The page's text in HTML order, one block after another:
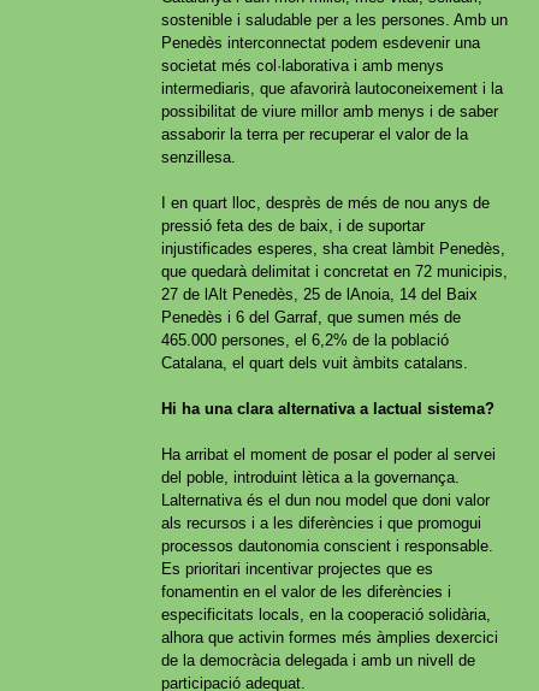
sostenible i saludable per a les persones. Amb un
Penedès interconnectat podem esdevenir una
societat més col·laborativa i amb menys
intermediaris, que afavorirà lautoconeixement i la
possibilitat de viure millor amb menys i de saber
assaborir la terra per recuperar el valor de la
senzillesa.
I en quart lloc, desprès de més de nou anys de
pressió feta des de baix, i de suportar
injustificades esperes, sha creat làmbit Penedès,
que quedarà delimitat i concretat en 72 municipis,
27 de lAlt Penedès, 25 de lAnoia, 14 del Baix
Penedès i 6 del Garraf, que sumen més de
465.000 persones, el 6,2% de la població
Catalana, el quart dels vuit àmbits catalans.
Hi ha una clara alternativa a lactual sistema?
Ha arribat el moment de posar el poder al servei
del poble, introduint lètica a la governança.
Lalternativa és el dun nou model que doni valor
als recursos i a les diferències i que promogui
processos dautonomia conscient i responsable.
Es prioritari incentivar projectes que es
fonamentin en el valor de les diferències i
especificitats locals, en la cooperació solidària,
alhora que activin formes més àmplies dexercici
de la democràcia delegada i amb un nivell de
participació adequat.